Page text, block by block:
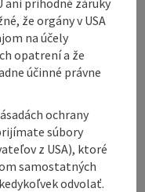
2009 in the Borbet
a unique
you
by phone
you safely over
že orgány v USA
na účely
opatrení a že
účinné právne
ochrany
súbory
z USA), ktoré
samostatných
odvolať.